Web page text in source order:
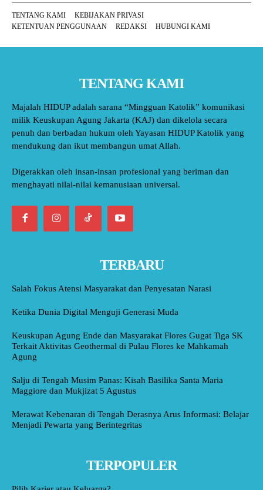
TENTANG KAMI
KEBIJAKAN PRIVASI
KETENTUAN PENGGUNAAN
REDAKSI HUBUNGI KAMI
TENTANG KAMI
Majalah HIDUP adalah sarana “Mingguan Katolik” komunikasi
milik Keuskupan Agung Jakarta (KAJ) dan dikelola secara
penuh dan berbadan hukum oleh Yayasan HIDUP Katolik yang
mendukung dan ikut membangun umat Allah.
Digerakkan oleh insan-insan profesional yang beriman dan
menghayati nilai-nilai kemanusiaan universal.
TERBARU
Salah Fokus Atensi Masyarakat dan Penyesatan Narasi
Ketika Dunia Digital Menguji Generasi Muda
Keuskupan Agung Ende dan Masyarakat Flores Gugat Tiga SK
Terkait Aktivitas Geothermal di Pulau Flores ke Mahkamah
Agung
Salju di Tengah Musim Panas: Kisah Basilika Santa Maria
Maggiore dan Mukjizat 5 Agustus
Merawat Kebenaran di Tengah Derasnya Arus Informasi: Belajar
Menjadi Pewarta yang Berintegritas
TERPOPULER